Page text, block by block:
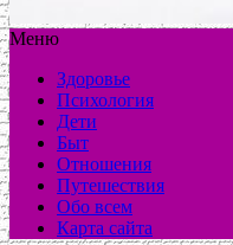
Меню
Здоровье
Психология
Дети
Быт
Отношения
Путешествия
Обо всем
Карта сайта